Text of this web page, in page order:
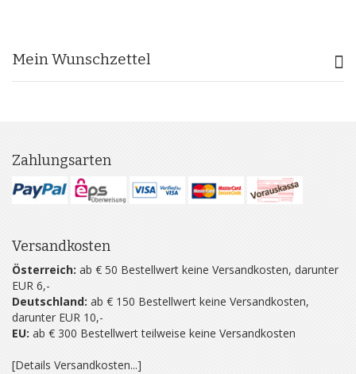
Mein Wunschzettel
Zahlungsarten
Versandkosten
Österreich: ab € 50 Bestellwert keine Versandkosten, darunter
EUR 6,-
Deutschland: ab € 150 Bestellwert keine Versandkosten,
darunter EUR 10,-
EU: ab € 300 Bestellwert teilweise keine Versandkosten
[Details Versandkosten...]